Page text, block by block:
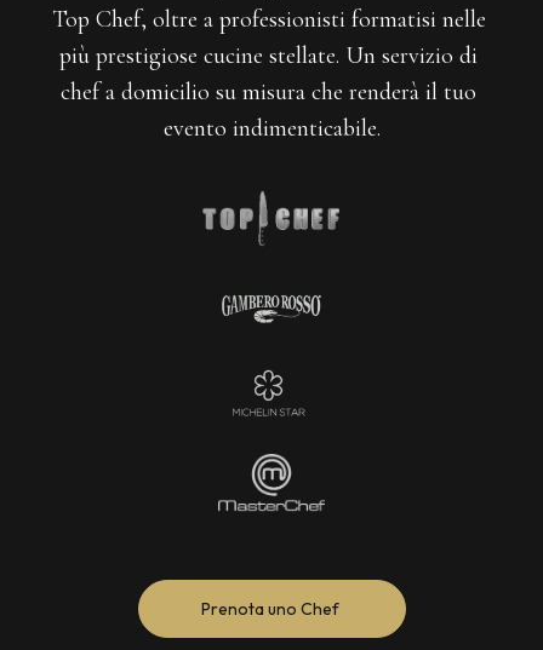
Top Chef, oltre a professionisti formatisi nelle
più prestigiose cucine stellate. Un servizio di
chef a domicilio su misura che renderà il tuo
evento indimenticabile.
Prenota uno Chef